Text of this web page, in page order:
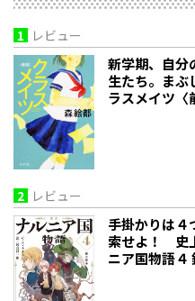
1 レビュー
新学期、自分
生たち。まぶ
ラスメイツ〈
2 レビュー
手掛かりは４
索せよ！ 史
ニア国物語４